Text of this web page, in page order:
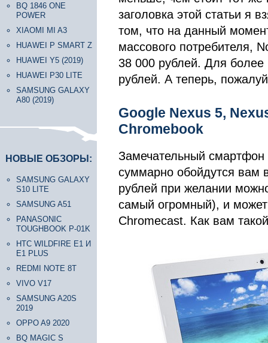
BQ 1846 ONE
POWER
XIAOMI MI A3
HUAWEI P SMART Z
HUAWEI Y5 (2019)
HUAWEI P30 LITE
SAMSUNG GALAXY
A80 (2019)
НОВЫЕ ОБЗОРЫ:
SAMSUNG GALAXY
S10 LITE
SAMSUNG A51
PANASONIC
TOUGHBOOK P-01K
HTC WILDFIRE E1 И
E1 PLUS
REDMI NOTE 8T
VIVO V17
SAMSUNG A20S
2019
OPPO A9 2020
BQ MAGIC S
заголовка этой статьи я
том, что на данный
массового потребителя,
38 000 рублей. Для более
рублей. А теперь,
Google Nexus 5,
Chromebook
Замечательный
суммарно обойдутся вам
рублей при желании
самый огромный), и
Chromecast. Как вам